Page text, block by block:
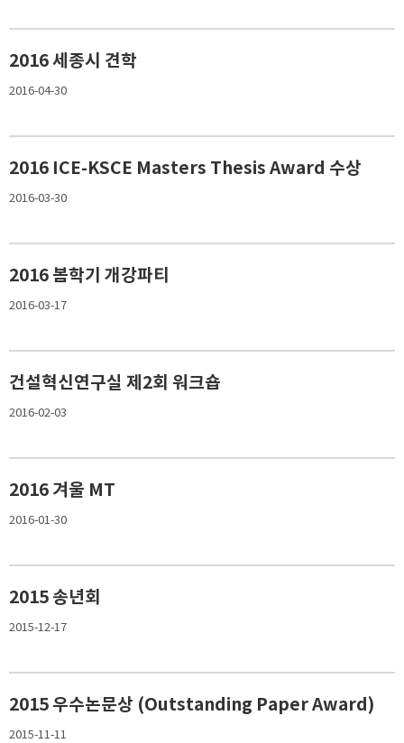
2016 세종시 견학
2016-04-30
2016 ICE-KSCE Masters Thesis Award 수상
2016-03-30
2016 봄학기 개강파티
2016-03-17
건설혁신연구실 제2회 워크숍
2016-02-03
2016 겨울 MT
2016-01-30
2015 송년회
2015-12-17
2015 우수논문상 (Outstanding Paper Award)
2015-11-11